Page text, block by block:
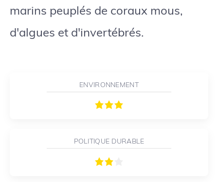
marins peuplés de coraux mous,
d'algues et d'invertébrés.
ENVIRONNEMENT
POLITIQUE DURABLE